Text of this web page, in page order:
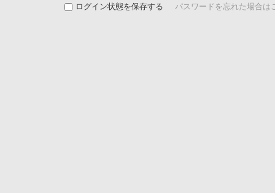
ログイン状態を保存する パスワードを忘れた場合は